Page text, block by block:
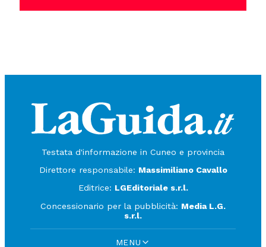
Testata d'informazione in Cuneo e provincia
Direttore responsabile: Massimiliano Cavallo
Editrice: LGEditoriale s.r.l.
Concessionario per la pubblicità: Media L.G.
s.r.l.
MENU